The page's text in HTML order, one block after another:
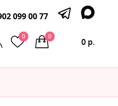
099 00 77
0
0 р.
0